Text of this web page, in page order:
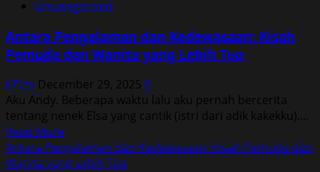
Pengalaman
Kedewasaan:
Kisah
dan
Wanita
yang
Lebih
Tua
Uncategorized
Antara Pengalaman dan Kedewasaan: Kisah
Pemuda dan Wanita yang Lebih Tua
k71zv December 29, 2025 0
Aku Andy. Beberapa waktu lalu aku pernah bercerita
tentang nenek Elsa yang cantik (istri dari adik kakekku)....
Read MoreRead
more
about
Antara Pengalaman dan Kedewasaan: Kisah Pemuda dan
Wanita yang Lebih Tua